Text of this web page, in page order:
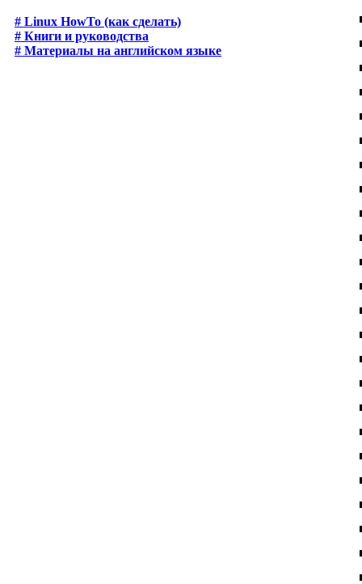
# Linux HowTo (как сделать)
# Книги и руководства
# Материалы на английском языке